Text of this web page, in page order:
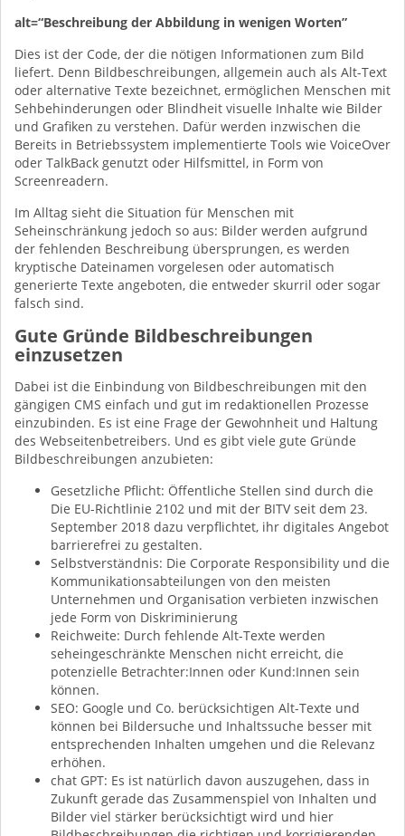
alt=“Beschreibung der Abbildung in wenigen Worten”
Dies ist der Code, der die nötigen Informationen zum Bild
liefert. Denn Bildbeschreibungen, allgemein auch als Alt-Text
oder alternative Texte bezeichnet, ermöglichen Menschen mit
Sehbehinderungen oder Blindheit visuelle Inhalte wie Bilder
und Grafiken zu verstehen. Dafür werden inzwischen die
Bereits in Betriebssystem implementierte Tools wie VoiceOver
oder TalkBack genutzt oder Hilfsmittel, in Form von
Screenreadern.
Im Alltag sieht die Situation für Menschen mit
Seheinschränkung jedoch so aus: Bilder werden aufgrund
der fehlenden Beschreibung übersprungen, es werden
kryptische Dateinamen vorgelesen oder automatisch
generierte Texte angeboten, die entweder skurril oder sogar
falsch sind.
Gute Gründe Bildbeschreibungen
einzusetzen
Dabei ist die Einbindung von Bildbeschreibungen mit den
gängigen CMS einfach und gut im redaktionellen Prozesse
einzubinden. Es ist eine Frage der Gewohnheit und Haltung
des Webseitenbetreibers. Und es gibt viele gute Gründe
Bildbeschreibungen anzubieten:
Gesetzliche Pflicht: Öffentliche Stellen sind durch die
Die EU-Richtlinie 2102 und mit der BITV seit dem 23.
September 2018 dazu verpflichtet, ihr digitales Angebot
barrierefrei zu gestalten.
Selbstverständnis: Die Corporate Responsibility und die
Kommunikationsabteilungen von den meisten
Unternehmen und Organisation verbieten inzwischen
jede Form von Diskriminierung
Reichweite: Durch fehlende Alt-Texte werden
seheingeschränkte Menschen nicht erreicht, die
potenzielle Betrachter:Innen oder Kund:Innen sein
können.
SEO: Google und Co. berücksichtigen Alt-Texte und
können bei Bildersuche und Inhaltssuche besser mit
entsprechenden Inhalten umgehen und die Relevanz
erhöhen.
chat GPT: Es ist natürlich davon auszugehen, dass in
Zukunft gerade das Zusammenspiel von Inhalten und
Bilder viel stärker berücksichtigt wird und hier